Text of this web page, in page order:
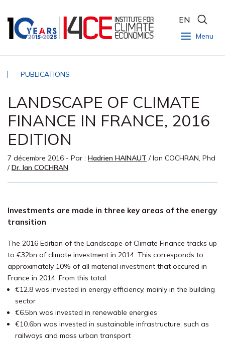
Menu
EN
PUBLICATIONS
LANDSCAPE OF CLIMATE
FINANCE IN FRANCE, 2016
EDITION
7 décembre 2016 - Par : Hadrien HAINAUT /Ian COCHRAN, Phd
/Dr. Ian COCHRAN
Investments are made in three key areas of the energy
transition
The 2016 Edition of the Landscape of Climate Finance tracks up
to €32bn of climate investment in 2014. This corresponds to
approximately 10% of all material investment that occured in
France in 2014. From this total:
€12.8 was invested in energy efficiency, mainly in the building
sector
€6.5bn was invested in renewable energies
€10.6bn was invested in sustainable infrastructure, such as
railways and mass urban transport